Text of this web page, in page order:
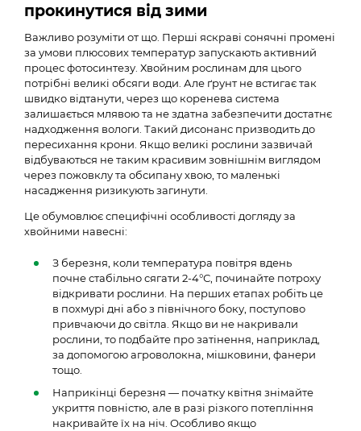
прокинутися від зими
Важливо розуміти от що. Перші яскраві сонячні промені
за умови плюсових температур запускають активний
процес фотосинтезу. Хвойним рослинам для цього
потрібні великі обсяги води. Але ґрунт не встигає так
швидко відтанути, через що коренева система
залишається млявою та не здатна забезпечити достатнє
надходження вологи. Такий дисонанс призводить до
пересихання крони. Якщо великі рослини зазвичай
відбуваються не таким красивим зовнішнім виглядом
через пожовклу та обсипану хвою, то маленькі
насадження ризикують загинути.
Це обумовлює специфічні особливості догляду за
хвойними навесні:
З березня, коли температура повітря вдень
почне стабільно сягати 2-4°С, починайте потроху
відкривати рослини. На перших етапах робіть це
в похмурі дні або з північного боку, поступово
привчаючи до світла. Якщо ви не накривали
рослини, то подбайте про затінення, наприклад,
за допомогою агроволокна, мішковини, фанери
тощо.
Наприкінці березня — початку квітня знімайте
укриття повністю, але в разі різкого потепління
накривайте їх на ніч. Особливо якщо